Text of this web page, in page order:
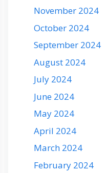
November 2024
October 2024
September 2024
August 2024
July 2024
June 2024
May 2024
April 2024
March 2024
February 2024